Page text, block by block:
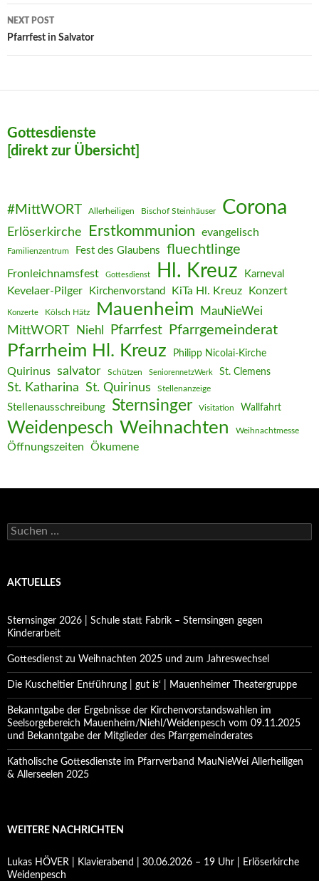
NEXT POST
Pfarrfest in Salvator
Gottesdienste
[direkt zur Übersicht]
#MittWORT Allerheiligen Bischof Steinhäuser Corona
Erlöserkirche Erstkommunion evangelisch
Familienzentrum Fest des Glaubens fluechtlinge
Fronleichnamsfest Gottesdienst Hl. Kreuz Karneval
Kevelaer-Pilger Kirchenvorstand KiTa Hl. Kreuz Konzert
Konzerte Kölsch Hätz Mauenheim MauNieWei
MittWORT Niehl Pfarrfest Pfarrgemeinderat
Pfarrheim Hl. Kreuz Philipp Nicolai-Kirche
Quirinus salvator Schützen SeniorennetzWerk St. Clemens
St. Katharina St. Quirinus Stellenanzeige
Stellenausschreibung Sternsinger Visitation Wallfahrt
Weidenpesch Weihnachten Weihnachtmesse
Öffnungszeiten Ökumene
Suchen
nach:
AKTUELLES
Sternsinger 2026 | Schule statt Fabrik – Sternsingen gegen
Kinderarbeit
Gottesdienst zu Weihnachten 2025 und zum Jahreswechsel
Die Kuscheltier Entführung | gut is‘ | Mauenheimer Theatergruppe
Bekanntgabe der Ergebnisse der Kirchenvorstandswahlen im
Seelsorgebereich Mauenheim/Niehl/Weidenpesch vom 09.11.2025
und Bekanntgabe der Mitglieder des Pfarrgemeinderates
Katholische Gottesdienste im Pfarrverband MauNieWei Allerheiligen
& Allerseelen 2025
WEITERE NACHRICHTEN
Lukas HÖVER | Klavierabend | 30.06.2026 – 19 Uhr | Erlöserkirche
Weidenpesch